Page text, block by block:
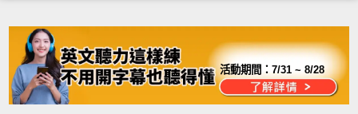
活動期間：7/31 ~ 8/28